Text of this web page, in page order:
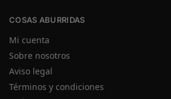
COSAS ABURRIDAS
Mi cuenta
Sobre nosotros
Aviso legal
Términos y condiciones